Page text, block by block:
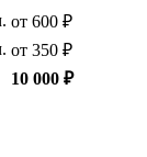
от 600 ₽
от 350 ₽
10 000 ₽